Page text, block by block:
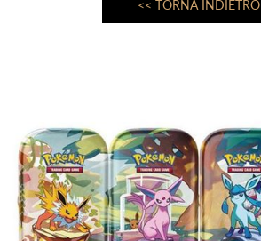
<< TORNA INDIETRO